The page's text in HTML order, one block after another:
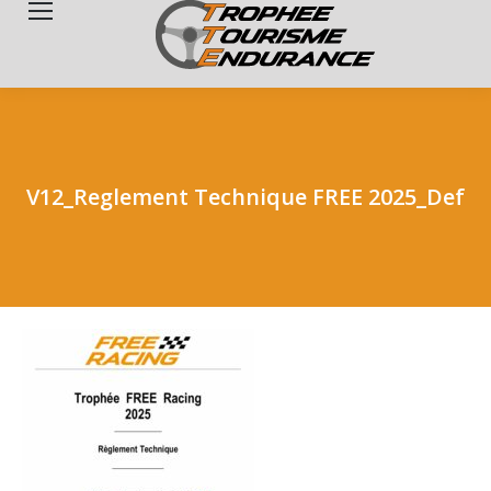
V12_Reglement Technique FREE 2025_Def